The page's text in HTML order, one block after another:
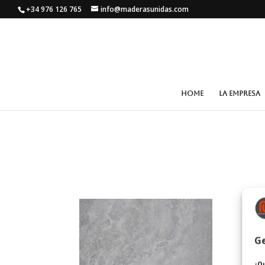
+34 976 126 765 info@maderasunidas.com
HOME LA EMPRESA